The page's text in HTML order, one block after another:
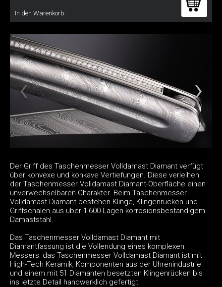
In den Warenkorb:
Der Griff des Taschenmesser Volldamast Diamant verfügt
über konvexe und konkave Vertiefungen. Diese verleihen
der Taschenmesser Volldamast Diamant-Oberfläche einen
unverwechselbaren Charakter. Beim Taschenmesser
Volldamast Diamant bestehen Klinge, Klingenrücken und
Griffschalen aus über 1‘600 Lagen korrosionsbeständigem
Damaststahl.
Das Taschenmesser Volldamast Diamant mit
Diamantfassung ist die Vollendung eines komplexen
Messers: das Taschenmesser Volldamast Diamant ist mit
High-Tech Keramik, Komponenten aus der Uhrenindustrie
und einem mit 51 Diamanten besetzten Klingenrücken bis
ins letzte Detail handwerklich gefertigt.